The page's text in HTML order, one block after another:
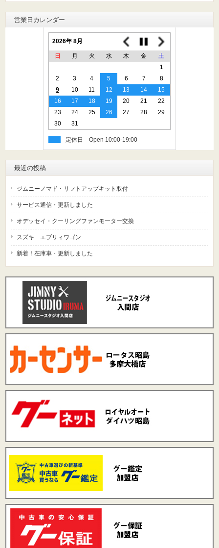
営業日カレンダー
2026年 8月
日 月 火 水 木 金
土
1
2
3 4 5 6 7
8
9
10 11 12 13 14
15
16
17 18 19 20 21
22
23
24 25 26 27 28
29
30
31
定休日
最近の投稿
ジムニーノマド・リフトアップキット取付
サービス通信・更新しました
オデッセイ・クーリングファンモーター交換
スズキ エブリィワゴン
新着！在庫車・更新しました